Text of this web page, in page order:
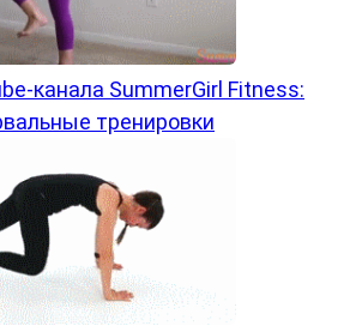
канала SummerGirl Fitness:
тренировки